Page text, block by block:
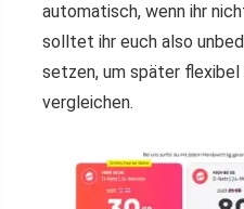
automatisch, wenn ihr
solltet ihr euch also
setzen, um später flexibel
vergleichen.